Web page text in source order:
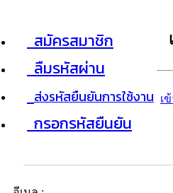
สมัครสมาชิก
ลืมรหัสผ่าน
ส่งรหัสยืนยันการใช้งาน
กรอกรหัสยืนยัน
เ